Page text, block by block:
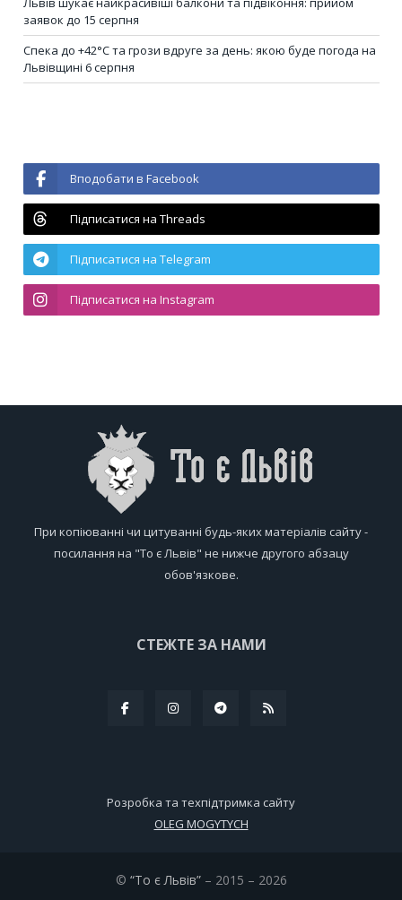
заявок до 15 серпня
Спека до +42°C та грози вдруге за день: якою буде погода на
Львівщині 6 серпня
Вподобати в Facebook
Підписатися на Threads
Підписатися на Telegram
Підписатися на Instagram
При копіюванні чи цитуванні будь-яких матеріалів сайту -
посилання на "То є Львів" не нижче другого абзацу
обов'язкове.
СТЕЖТЕ ЗА НАМИ
Розробка та техпідтримка сайту
OLEG MOGYTYCH
© “То є Львів”– 2015 – 2026